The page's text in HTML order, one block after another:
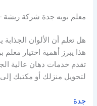
معلم بويه جدة شركة ريشة
هذا يبرز أهمية اختيار
تقدم خدمات دهان عالية
لتحويل منزلك أو مكتبك
جدة